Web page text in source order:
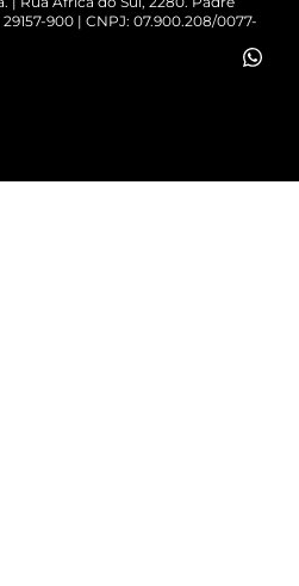
900 | CNPJ: 07.900.208/0077-